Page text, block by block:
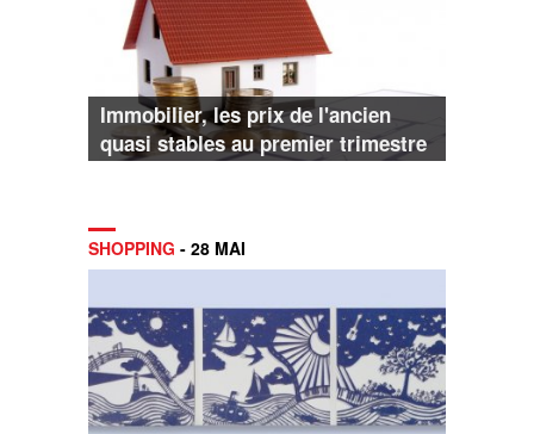
Immobilier, les prix de l'ancien
quasi stables au premier trimestre
SHOPPING - 28 MAI